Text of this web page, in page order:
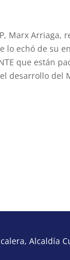
Marx Arriaga,
echó de su
que están
desarrollo del
Alcaldía